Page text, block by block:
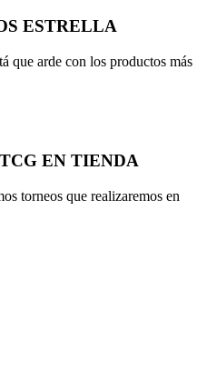
ESTRELLA
que arde con los productos más
EN TIENDA
torneos que realizaremos en